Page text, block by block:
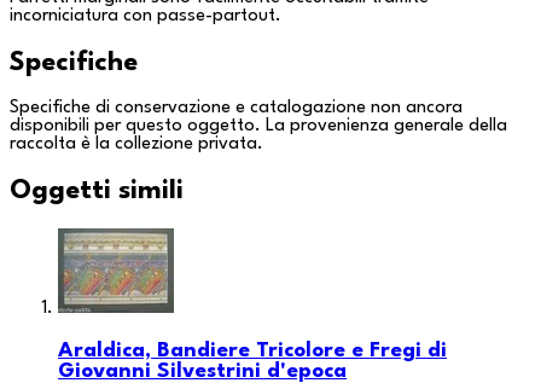
incorniciatura con passe-partout.
Specifiche
Specifiche di conservazione e catalogazione non ancora
disponibili per questo oggetto. La provenienza generale della
raccolta è la collezione privata.
Oggetti simili
Araldica, Bandiere Tricolore e Fregi di
Giovanni Silvestrini d'epoca